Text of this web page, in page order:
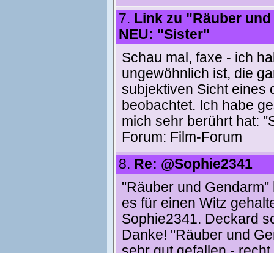
7. Link zu "Räuber
NEU: "Sister"
Schau mal, faxe - ich
ungewöhnlich ist, die
subjektiven Sicht eines
beobachtet. Ich habe
mich sehr berührt hat:
Forum: Film-Forum
8. Re: @Sophie2341
"Räuber und
es für einen Witz
Sophie2341. Deckard
Danke! "Räuber und